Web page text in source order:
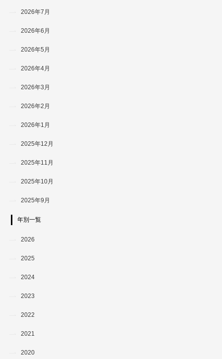
2026年7月
2026年6月
2026年5月
2026年4月
2026年3月
2026年2月
2026年1月
2025年12月
2025年11月
2025年10月
2025年9月
年別一覧
2026
2025
2024
2023
2022
2021
2020